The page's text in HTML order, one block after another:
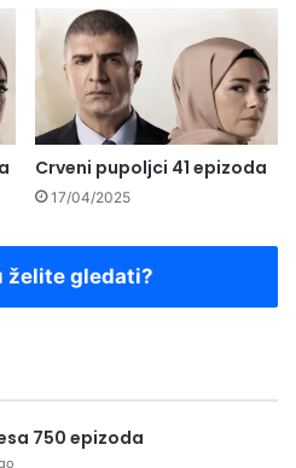
Crveni pupoljci 41 epizoda
17/04/2025
želite gledati?
750 epizoda